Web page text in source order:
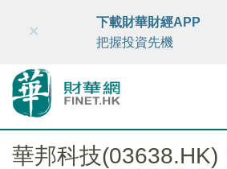
財華智庫網 FINTV FINMETA
×
下載財華財經APP
把握投資先機
華邦科技(03638.HK)